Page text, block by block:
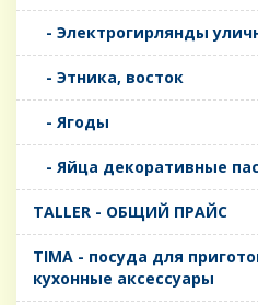
- Электрогирлянды
- Этника, восток
- Ягоды
- Яйца декоративные
TALLER - ОБЩИЙ ПРАЙС
TIMA - посуда для
кухонные аксессуары